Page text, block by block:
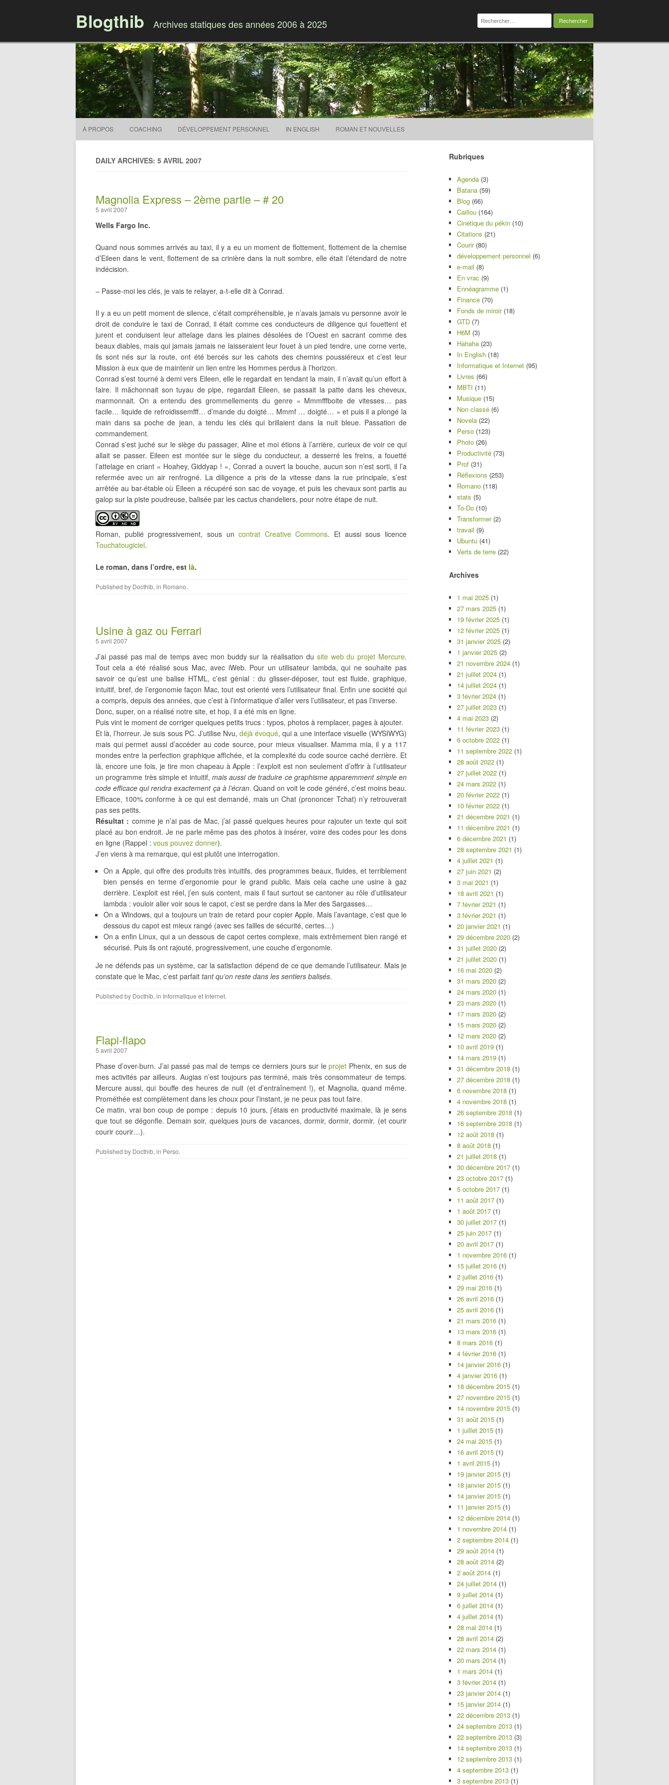
Blogthib Archives statiques des années 2006 à 2025
Rechercher :
À PROPOS COACHING DÉVELOPPEMENT PERSONNEL IN ENGLISH ROMAN ET NOUVELLES
DAILY ARCHIVES: 5 AVRIL 2007
Magnolia Express – 2ème partie – # 20
5 avril 2007
Wells Fargo Inc.
Quand nous sommes arrivés au taxi, il y a eu un moment de flottement, flottement de la chemise
d’Eileen dans le vent, flottement de sa crinière dans la nuit sombre, elle était l’étendard de notre
indécision.
– Passe-moi les clés, je vais te relayer, a-t-elle dit à Conrad.
Il y a eu un petit moment de silence, c’était compréhensible, je n’avais jamais vu personne avoir le
droit de conduire le taxi de Conrad, il était comme ces conducteurs de diligence qui fouettent et
jurent et conduisent leur attelage dans les plaines désolées de l’Ouest en sacrant comme des
beaux diables, mais qui jamais jamais ne laisseraient leur fouet à un pied tendre, une corne verte,
ils sont nés sur la route, ont été bercés sur les cahots des chemins poussiéreux et c’est leur
Mission à eux que de maintenir un lien entre les Hommes perdus à l’horizon.
Conrad s’est tourné à demi vers Eileen, elle le regardait en tendant la main, il n’avait qu’un effort à
faire. Il mâchonnait son tuyau de pipe, regardait Eileen, se passait la patte dans les cheveux,
marmonnait. On a entendu des grommellements du genre « Mmmfffboite de vitesses… pas
facile… liquide de refroidissemfff… d’mande du doigté… Mmmf … doigté… » et puis il a plongé la
main dans sa poche de jean, a tendu les clés qui brillaient dans la nuit bleue. Passation de
commandement.
Conrad s’est juché sur le siège du passager, Aline et moi étions à l’arrière, curieux de voir ce qui
allait se passer. Eileen est montée sur le siège du conducteur, a desserré les freins, a fouetté
l’attelage en criant « Hoahey, Giddyap ! », Conrad a ouvert la bouche, aucun son n’est sorti, il l’a
refermée avec un air renfrogné. La diligence a pris de la vitesse dans la rue principale, s’est
arrêtée au bar-étable où Eileen a récupéré son sac de voyage, et puis les chevaux sont partis au
galop sur la piste poudreuse, balisée par les cactus chandeliers, pour notre étape de nuit.
Roman, publié progressivement, sous uncontrat Creative Commons. Et aussi sous licence
Touchatougiciel.
Le roman, dans l’ordre, est là.
Published by Docthib, in Romano.
Usine à gaz ou Ferrari
5 avril 2007
J’ai passé pas mal de temps avec mon buddy sur la réalisation du site web du projet Mercure.
Tout cela a été réalisé sous Mac, avec iWeb. Pour un utilisateur lambda, qui ne souhaite pas
savoir ce qu’est une balise HTML, c’est génial : du glisser-déposer, tout est fluide, graphique,
intuitif, bref, de l’ergonomie façon Mac, tout est orienté vers l’utilisateur final. Enfin une société qui
a compris, depuis des années, que c’est à l’informatique d’aller vers l’utilisateur, et pas l’inverse.
Donc, super, on a réalisé notre site, et hop, il a été mis en ligne.
Puis vint le moment de corriger quelques petits trucs : typos, photos à remplacer, pages à ajouter.
Et là, l’horreur. Je suis sous PC. J’utilise Nvu,déjà évoqué, qui a une interface visuelle (WYSIWYG)
mais qui permet aussi d’accéder au code source, pour mieux visualiser. Mamma mia, il y a 117
mondes entre la perfection graphique affichée, et la complexité du code source caché derrière. Et
là, encore une fois, je tire mon chapeau à Apple : l’exploit est non seulement d’offrir à l’utilisateur
un programme très simple et intuitif,mais aussi de traduire ce graphisme apparemment simple en
code efficace qui rendra exactement ça à l’écran. Quand on voit le code généré, c’est moins beau.
Efficace, 100% conforme à ce qui est demandé, mais un Chat (prononcer Tchat) n’y retrouverait
pas ses petits.
Résultat : comme je n’ai pas de Mac, j’ai passé quelques heures pour rajouter un texte qui soit
placé au bon endroit. Je ne parle même pas des photos à insérer, voire des codes pour les dons
en ligne (Rappel : vous pouvez donner).
J’en viens à ma remarque, qui est plutôt une interrogation.
On a Apple, qui offre des produits très intuitifs, des programmes beaux, fluides, et terriblement
bien pensés en terme d’ergonomie pour le grand public. Mais cela cache une usine à gaz
derrière. L’exploit est réel, j’en suis content, mais il faut surtout se cantoner au rôle d’utilisateur
lambda : vouloir aller voir sous le capot, c’est se perdre dans la Mer des Sargasses…
On a Windows, qui a toujours un train de retard pour copier Apple. Mais l’avantage, c’est que le
dessous du capot est mieux rangé (avec ses failles de sécurité, certes…)
On a enfin Linux, qui a un dessous de capot certes complexe, mais extrêmement bien rangé et
sécurisé. Puis ils ont rajouté, progressivement, une couche d’ergonomie.
Je ne défends pas un système, car la satisfaction dépend de ce que demande l’utilisateur. Mais je
constate que le Mac, c’est parfait tant qu’on reste dans les sentiers balisés.
Published by Docthib, in Informatique et Internet.
Flapi-flapo
5 avril 2007
Phase d’over-burn. J’ai passé pas mal de temps ce derniers jours sur leprojet Phenix, en sus de
mes activités par ailleurs. Augias n’est toujours pas terminé, mais très consommateur de temps.
Mercure aussi, qui bouffe des heures de nuit (et d’entraînement !), et Magnolia, quand même.
Prométhée est complètement dans les choux pour l’instant, je ne peux pas tout faire.
Ce matin, vrai bon coup de pompe : depuis 10 jours, j’étais en productivité maximale, là je sens
que tout se dégonfle. Demain soir, quelques jours de vacances, dormir, dormir, dormir. (et courir
courir courir…).
Published by Docthib, in Perso.
Rubriques
Agenda (3)
Batana (59)
Blog (66)
Caillou (164)
Cinétique du pékin (10)
Citations (21)
Courir(80)
développement personnel (6)
e-mail (8)
En vrac (9)
Ennéagramme (1)
Finance (70)
Fonds de miroir(18)
GTD (7)
H6M (3)
Hahaha (23)
In English (18)
Informatique et Internet (95)
Livres (66)
MBTI (11)
Musique (15)
Non classé (6)
Novela (22)
Perso (123)
Photo (26)
Productivité (73)
Prof (31)
Réflexions (253)
Romano (118)
stats (5)
To-Do (10)
Transformer(2)
travail (9)
Ubuntu (41)
Verts de terre (22)
Archives
1 mai 2025 (1)
27 mars 2025 (1)
19 février 2025 (1)
12 février 2025 (1)
31 janvier 2025 (2)
1 janvier 2025 (2)
21 novembre 2024 (1)
21 juillet 2024 (1)
14 juillet 2024 (1)
3 février 2024 (1)
27 juillet 2023 (1)
4 mai 2023 (2)
11 février 2023 (1)
6 octobre 2022 (1)
11 septembre 2022 (1)
28 août 2022 (1)
27 juillet 2022 (1)
24 mars 2022 (1)
20 février 2022 (1)
10 février 2022 (1)
21 décembre 2021 (1)
11 décembre 2021 (1)
6 décembre 2021 (1)
28 septembre 2021 (1)
4 juillet 2021 (1)
27 juin 2021 (2)
3 mai 2021 (1)
18 avril 2021 (1)
7 février 2021 (1)
3 février 2021 (1)
20 janvier 2021 (1)
29 décembre 2020 (2)
31 juillet 2020 (2)
21 juillet 2020 (1)
16 mai 2020 (2)
31 mars 2020 (2)
24 mars 2020 (1)
23 mars 2020 (1)
17 mars 2020 (2)
15 mars 2020 (2)
12 mars 2020 (2)
10 avril 2019 (1)
14 mars 2019 (1)
31 décembre 2018 (1)
27 décembre 2018 (1)
6 novembre 2018 (1)
4 novembre 2018 (1)
26 septembre 2018 (1)
16 septembre 2018 (1)
12 août 2018 (1)
8 août 2018 (1)
21 juillet 2018 (1)
30 décembre 2017 (1)
23 octobre 2017 (1)
5 octobre 2017 (1)
11 août 2017 (1)
1 août 2017 (1)
30 juillet 2017 (1)
25 juin 2017 (1)
20 avril 2017 (1)
1 novembre 2016 (1)
15 juillet 2016 (1)
2 juillet 2016 (1)
29 mai 2016 (1)
26 avril 2016 (1)
25 avril 2016 (1)
21 mars 2016 (1)
13 mars 2016 (1)
8 mars 2016 (1)
4 février 2016 (1)
14 janvier 2016 (1)
4 janvier 2016 (1)
18 décembre 2015 (1)
27 novembre 2015 (1)
14 novembre 2015 (1)
31 août 2015 (1)
1 juillet 2015 (1)
24 mai 2015 (1)
16 avril 2015 (1)
1 avril 2015 (1)
19 janvier 2015 (1)
18 janvier 2015 (1)
14 janvier 2015 (1)
11 janvier 2015 (1)
12 décembre 2014 (1)
1 novembre 2014 (1)
2 septembre 2014 (1)
29 août 2014 (1)
28 août 2014 (2)
2 août 2014 (1)
24 juillet 2014 (1)
9 juillet 2014 (1)
6 juillet 2014 (1)
4 juillet 2014 (1)
28 mai 2014 (1)
28 avril 2014 (2)
22 mars 2014 (1)
20 mars 2014 (1)
1 mars 2014 (1)
3 février 2014 (1)
23 janvier 2014 (1)
15 janvier 2014 (1)
22 décembre 2013 (1)
24 septembre 2013 (1)
22 septembre 2013 (3)
14 septembre 2013 (1)
12 septembre 2013 (1)
4 septembre 2013 (1)
3 septembre 2013 (1)